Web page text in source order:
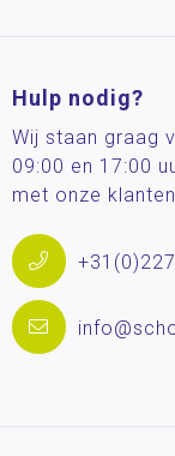
Hulp nodig?
Wij staan graag
09:00 en 17:00
met onze